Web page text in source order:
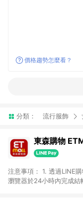
價格趨勢怎麼看？
分類： 流行服飾
東森購物
注意事項： 1. 透過LINE
瀏覽器於24小時內完成結